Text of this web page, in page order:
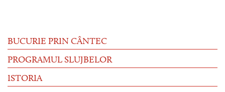
BUCURIE PRIN CÂNTEC
PROGRAMUL SLUJBELOR
ISTORIA